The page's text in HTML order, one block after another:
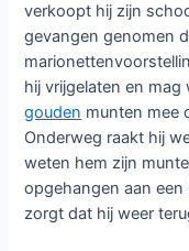
verkoopt hij zijn
gevangen genomen
hij vrijgelaten en mag
gouden munten mee
Onderweg raakt hij
weten hem zijn
opgehangen aan
zorgt dat hij weer